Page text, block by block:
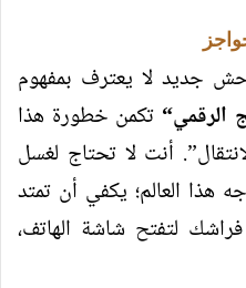
جديد لا يعترف بمفهوم
الرقمي“ تكمن خطورة هذا
أنت لا تحتاج لغسل
هذا العالم؛ يكفي أن تمتد
لتفتح شاشة الهاتف،